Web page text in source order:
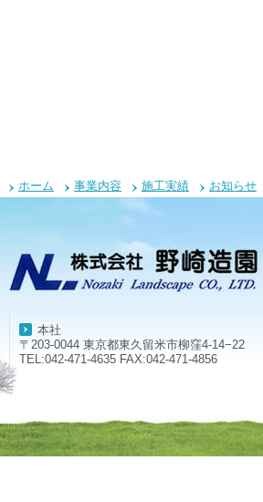
ホーム 事業内容 施工実績 お知らせ
本社
〒203-0044 東京都東久留米市柳窪4-14−22
TEL:042-471-4635 FAX:042-471-4856